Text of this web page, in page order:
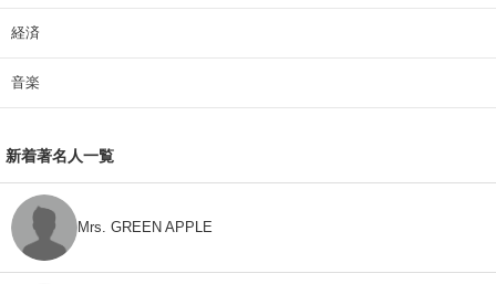
経済
音楽
新着著名人一覧
Mrs. GREEN APPLE